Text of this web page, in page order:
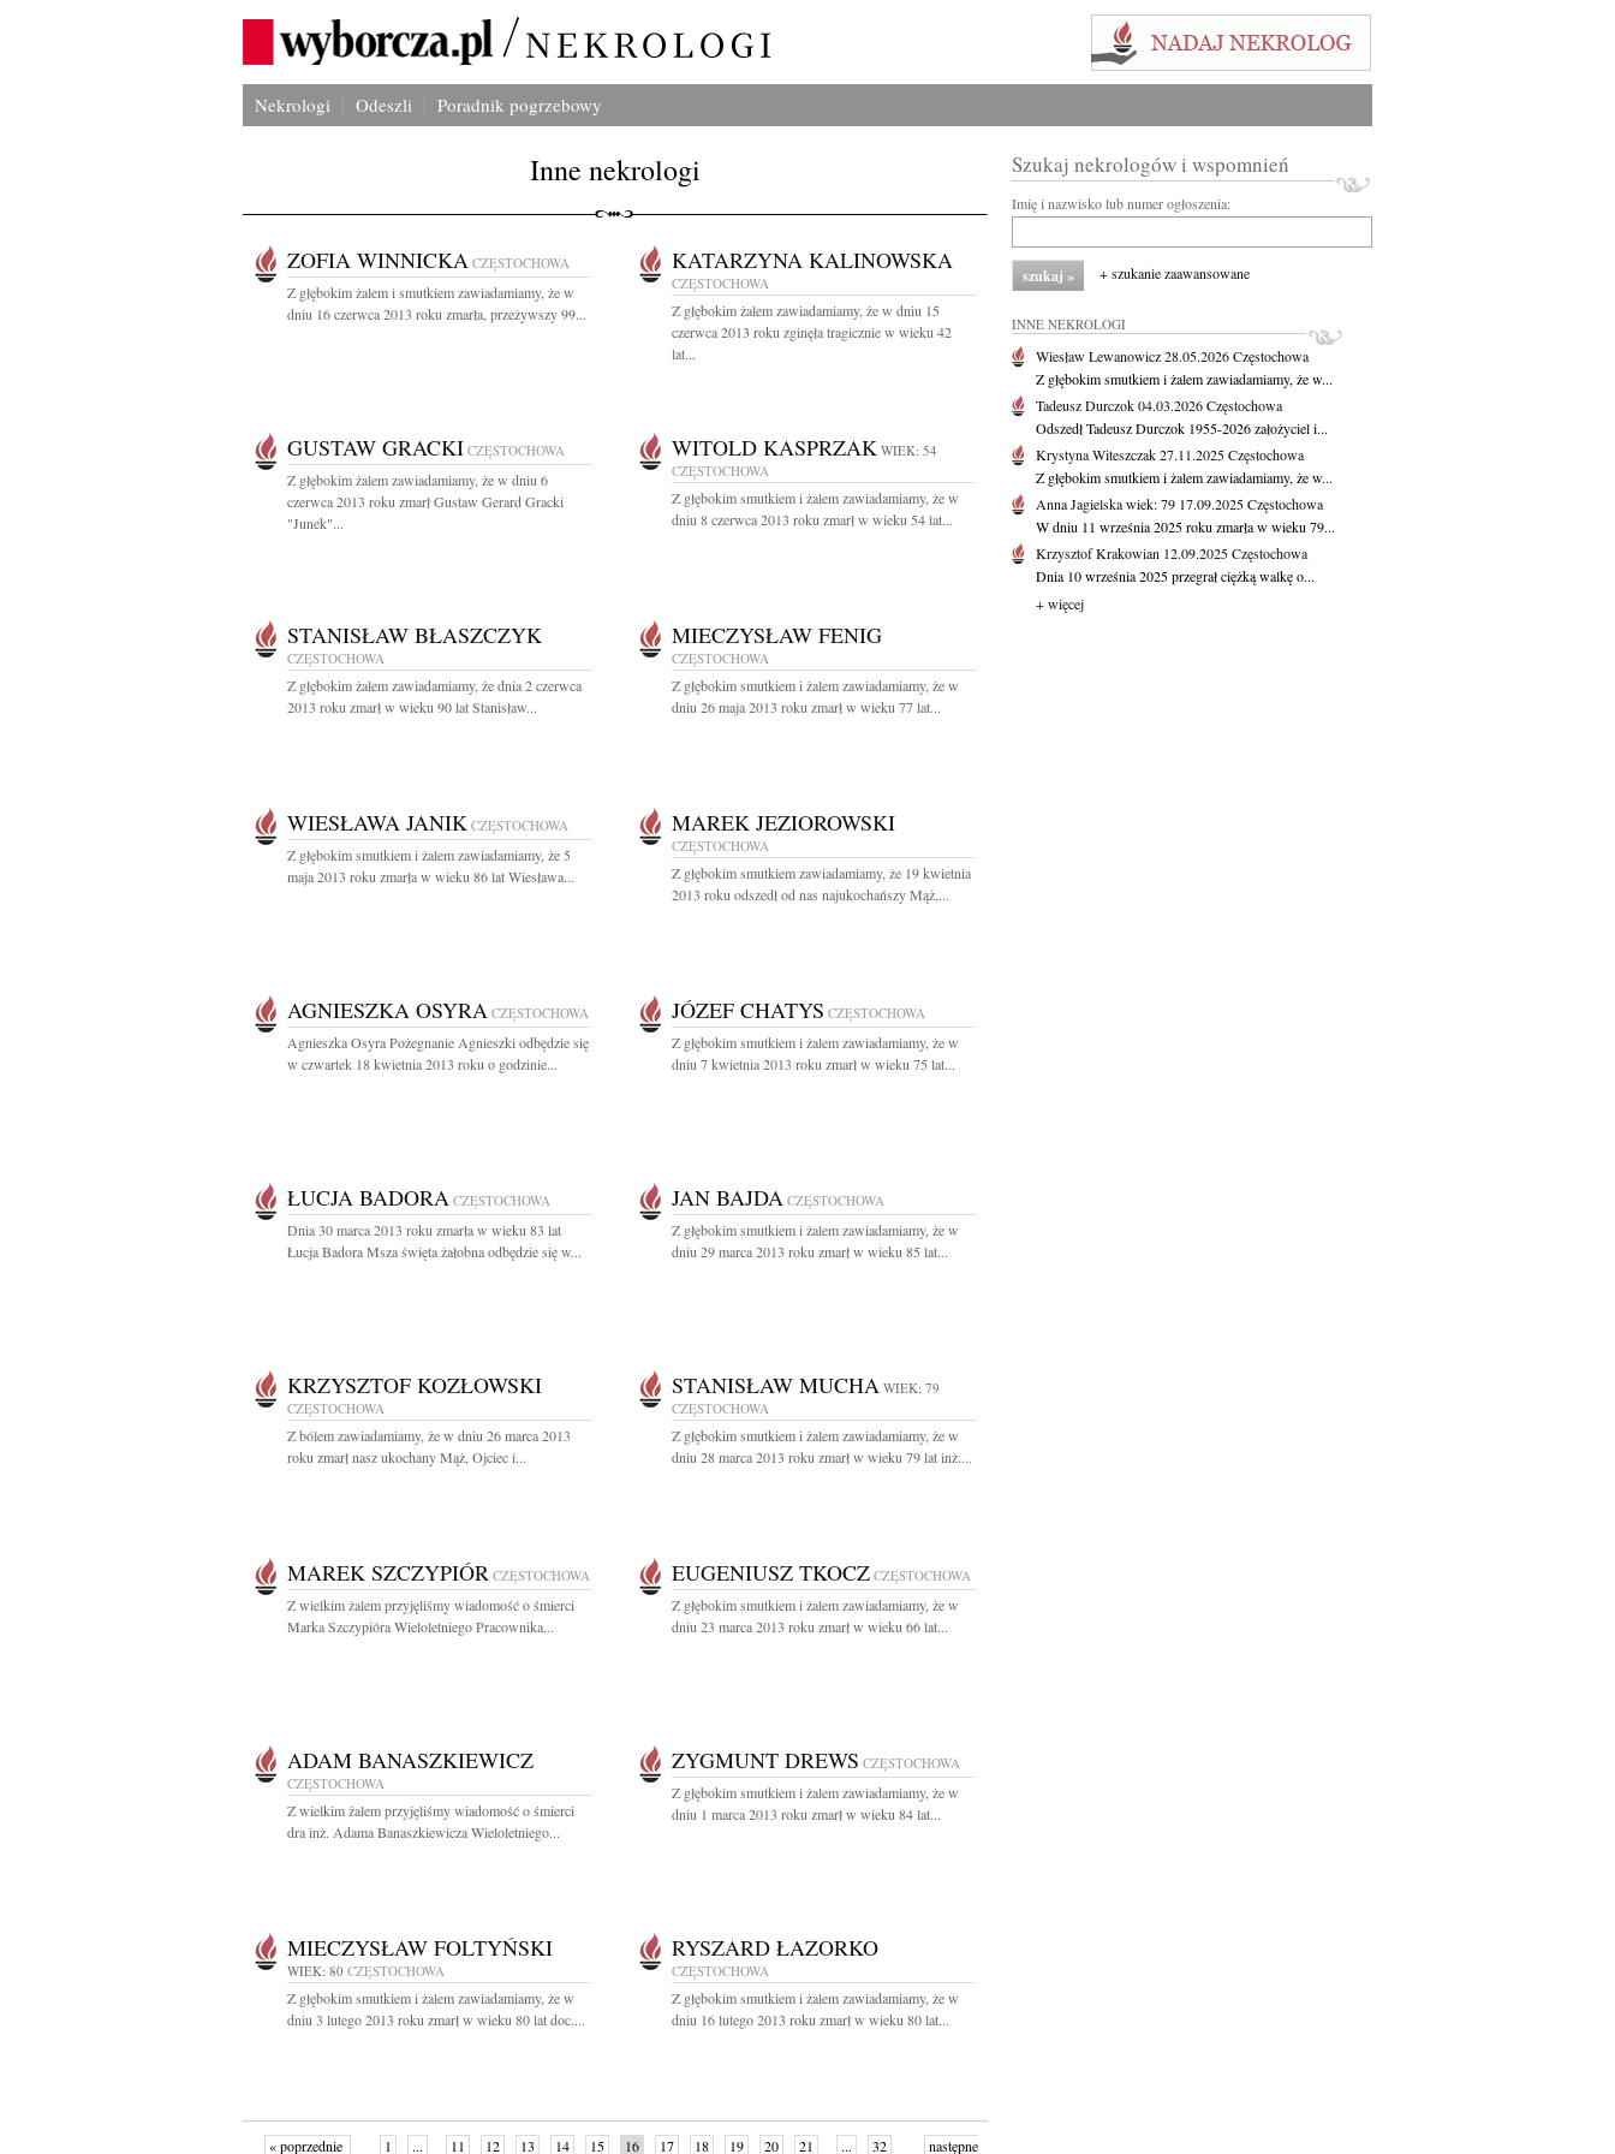
Nekrologi Odeszli Poradnik pogrzebowy
Inne nekrologi
ZOFIA WINNICKA CZĘSTOCHOWA
Z głębokim żalem i smutkiem zawiadamiamy, że w
dniu 16 czerwca 2013 roku zmarła, przeżywszy 99...
KATARZYNA KALINOWSKA
CZĘSTOCHOWA
Z głębokim żalem zawiadamiamy, że w dniu 15
czerwca 2013 roku zginęła tragicznie w wieku 42
lat...
GUSTAW GRACKI CZĘSTOCHOWA
Z głębokim żalem zawiadamiamy, że w dniu 6
czerwca 2013 roku zmarł Gustaw Gerard Gracki
"Junek"...
WITOLD KASPRZAK WIEK: 54
CZĘSTOCHOWA
Z głębokim smutkiem i żalem zawiadamiamy, że w
dniu 8 czerwca 2013 roku zmarł w wieku 54 lat...
STANISŁAW BŁASZCZYK
CZĘSTOCHOWA
Z głębokim żalem zawiadamiamy, że dnia 2 czerwca
2013 roku zmarł w wieku 90 lat Stanisław...
MIECZYSŁAW FENIG
CZĘSTOCHOWA
Z głębokim smutkiem i żalem zawiadamiamy, że w
dniu 26 maja 2013 roku zmarł w wieku 77 lat...
WIESŁAWA JANIK CZĘSTOCHOWA
Z głębokim smutkiem i żalem zawiadamiamy, że 5
maja 2013 roku zmarła w wieku 86 lat Wiesława...
MAREK JEZIOROWSKI
CZĘSTOCHOWA
Z głębokim smutkiem zawiadamiamy, że 19 kwietnia
2013 roku odszedł od nas najukochańszy Mąż,...
AGNIESZKA OSYRA CZĘSTOCHOWA
Agnieszka Osyra Pożegnanie Agnieszki odbędzie się
w czwartek 18 kwietnia 2013 roku o godzinie...
JÓZEF CHATYS CZĘSTOCHOWA
Z głębokim smutkiem i żalem zawiadamiamy, że w
dniu 7 kwietnia 2013 roku zmarł w wieku 75 lat...
ŁUCJA BADORA CZĘSTOCHOWA
Dnia 30 marca 2013 roku zmarła w wieku 83 lat
Łucja Badora Msza święta żałobna odbędzie się w...
JAN BAJDA CZĘSTOCHOWA
Z głębokim smutkiem i żalem zawiadamiamy, że w
dniu 29 marca 2013 roku zmarł w wieku 85 lat...
KRZYSZTOF KOZŁOWSKI
CZĘSTOCHOWA
Z bólem zawiadamiamy, że w dniu 26 marca 2013
roku zmarł nasz ukochany Mąż, Ojciec i...
STANISŁAW MUCHA WIEK: 79
CZĘSTOCHOWA
Z głębokim smutkiem i żalem zawiadamiamy, że w
dniu 28 marca 2013 roku zmarł w wieku 79 lat inż....
MAREK SZCZYPIÓR CZĘSTOCHOWA
Z wielkim żalem przyjęliśmy wiadomość o śmierci
Marka Szczypióra Wieloletniego Pracownika...
EUGENIUSZ TKOCZ CZĘSTOCHOWA
Z głębokim smutkiem i żalem zawiadamiamy, że w
dniu 23 marca 2013 roku zmarł w wieku 66 lat...
ADAM BANASZKIEWICZ
CZĘSTOCHOWA
Z wielkim żalem przyjęliśmy wiadomość o śmierci
dra inż. Adama Banaszkiewicza Wieloletniego...
ZYGMUNT DREWS CZĘSTOCHOWA
Z głębokim smutkiem i żalem zawiadamiamy, że w
dniu 1 marca 2013 roku zmarł w wieku 84 lat...
MIECZYSŁAW FOLTYŃSKI
WIEK: 80 CZĘSTOCHOWA
Z głębokim smutkiem i żalem zawiadamiamy, że w
dniu 3 lutego 2013 roku zmarł w wieku 80 lat doc....
RYSZARD ŁAZORKO
CZĘSTOCHOWA
Z głębokim smutkiem i żalem zawiadamiamy, że w
dniu 16 lutego 2013 roku zmarł w wieku 80 lat...
« poprzednie 1 ... 11 12 13 14 15 16 17 18 19 20 21 ... 32 następne
Szukaj nekrologów i wspomnień
Imię i nazwisko lub numer ogłoszenia:
+ szukanie zaawansowane
INNE NEKROLOGI
Wiesław Lewanowicz28.05.2026Częstochowa
Z głębokim smutkiem i żalem zawiadamiamy, że w...
Tadeusz Durczok04.03.2026Częstochowa
Odszedł Tadeusz Durczok 1955-2026 założyciel i...
Krystyna Witeszczak27.11.2025Częstochowa
Z głębokim smutkiem i żalem zawiadamiamy, że w...
Anna Jagielskawiek: 79 17.09.2025Częstochowa
W dniu 11 września 2025 roku zmarła w wieku 79...
Krzysztof Krakowian 12.09.2025Częstochowa
Dnia 10 września 2025 przegrał ciężką walkę o...
+ więcej